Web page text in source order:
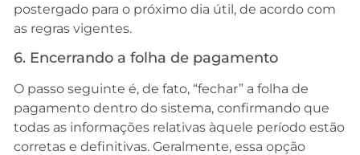
postergado para o próximo dia útil, de acordo com
as regras vigentes.
6. Encerrando a folha de pagamento
O passo seguinte é, de fato, “fechar” a folha de
pagamento dentro do sistema, confirmando que
todas as informações relativas àquele período estão
corretas e definitivas. Geralmente, essa opção